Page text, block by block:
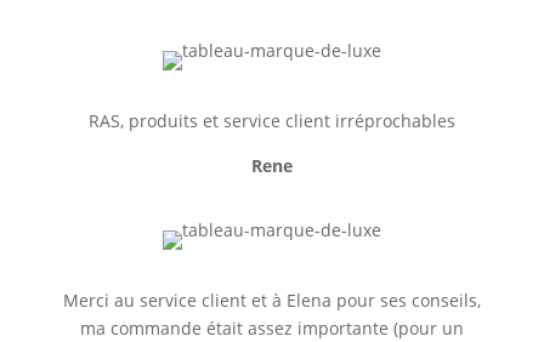
RAS, produits et service client irréprochables
Rene
Merci au service client et à Elena pour ses conseils,
ma commande était assez importante (pour un